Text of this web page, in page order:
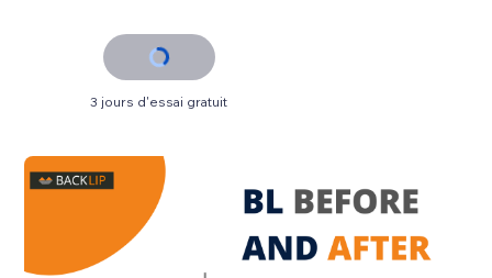
3 jours d'essai gratuit